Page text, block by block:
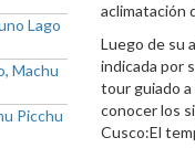
aclimatación
Luego de su
indicada por
tour guiado
conocer los
Cusco:El
Lago
Machu
Picchu